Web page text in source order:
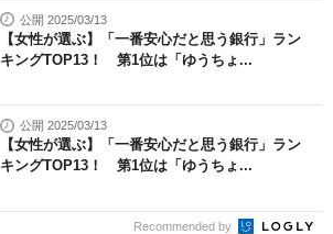
公開 2025/03/13
【女性が選ぶ】「一番安心だと思う銀行」ラン
キングTOP13！ 第1位は「ゆうちょ...
公開 2025/03/13
【女性が選ぶ】「一番安心だと思う銀行」ラン
キングTOP13！ 第1位は「ゆうちょ...
Recommended by